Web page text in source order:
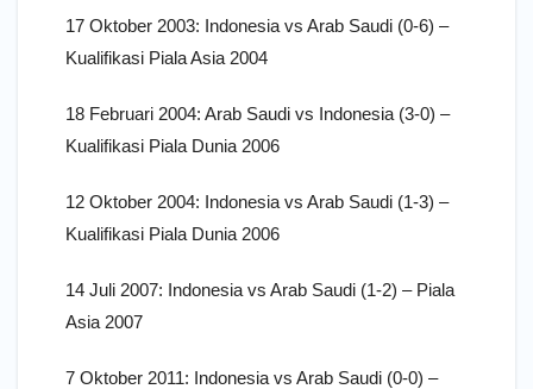
17 Oktober 2003: Indonesia vs Arab Saudi (0-6) –
Kualifikasi Piala Asia 2004
18 Februari 2004: Arab Saudi vs Indonesia (3-0) –
Kualifikasi Piala Dunia 2006
12 Oktober 2004: Indonesia vs Arab Saudi (1-3) –
Kualifikasi Piala Dunia 2006
14 Juli 2007: Indonesia vs Arab Saudi (1-2) – Piala
Asia 2007
7 Oktober 2011: Indonesia vs Arab Saudi (0-0) –